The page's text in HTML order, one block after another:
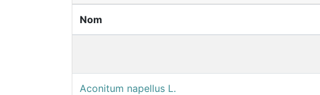
Nom
Aconitum napellus L.